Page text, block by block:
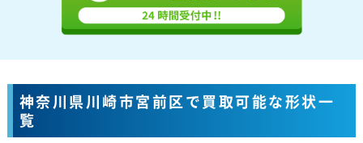
神奈川県川崎市宮前区で買取可能な形状一
覧